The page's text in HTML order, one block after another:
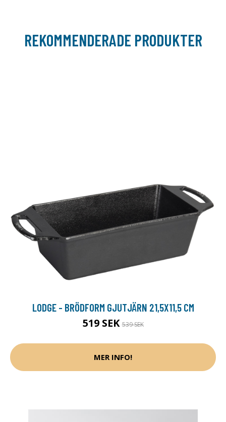
REKOMMENDERADE PRODUKTER
LODGE - BRÖDFORM GJUTJÄRN 21,5X11,5 CM
519 SEK539 SEK
MER INFO!